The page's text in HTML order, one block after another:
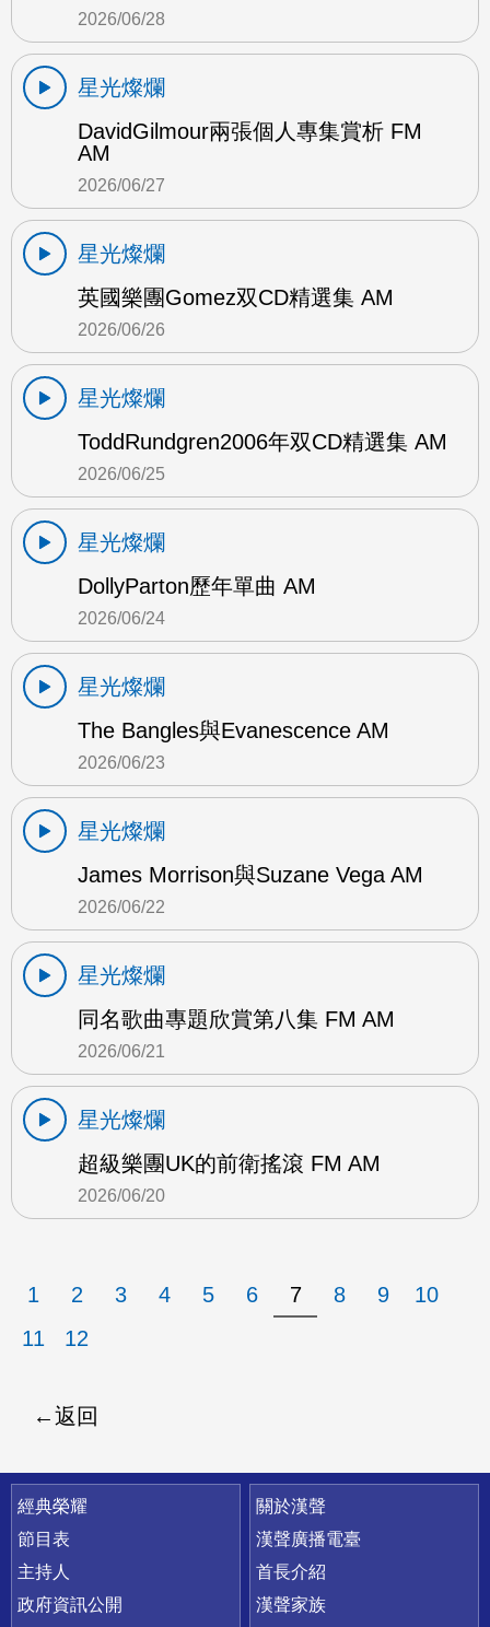
2026/06/28
星光燦爛
DavidGilmour兩張個人專集賞析 FM
AM
2026/06/27
星光燦爛
英國樂團Gomez双CD精選集 AM
2026/06/26
星光燦爛
ToddRundgren2006年双CD精選集 AM
2026/06/25
星光燦爛
DollyParton歷年單曲 AM
2026/06/24
星光燦爛
The Bangles與Evanescence AM
2026/06/23
星光燦爛
James Morrison與Suzane Vega AM
2026/06/22
星光燦爛
同名歌曲專題欣賞第八集 FM AM
2026/06/21
星光燦爛
超級樂團UK的前衛搖滾 FM AM
2026/06/20
1 2 3 4 5 6 7 8 9
10
11
12
返回
快速連結
經典榮耀
節目表
主持人
政府資訊公開
關於漢聲
漢聲廣播電臺
首長介紹
漢聲家族